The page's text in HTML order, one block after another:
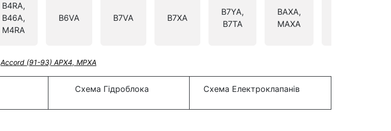
B4RA,
B46A,
M4RA
B6VA B7VA B7XA
B7YA,
B7TA
BAXA,
MAXA
Accord (91-93) APX4, MPXA
Схема Гідроблока Схема Електроклапанів